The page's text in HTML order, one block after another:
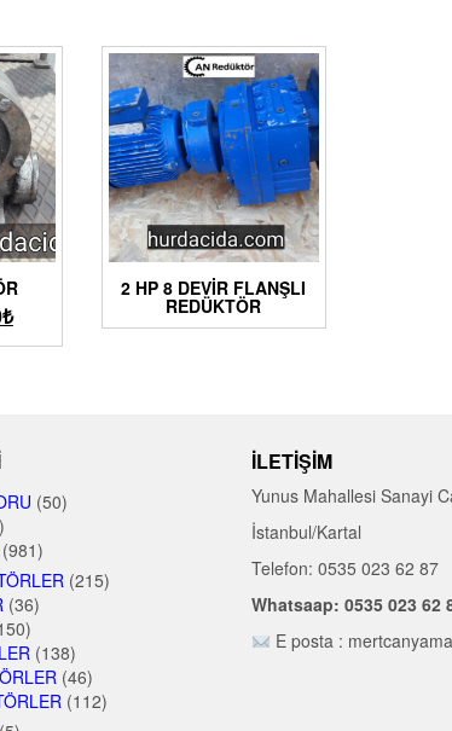
₺
2 HP 8 DEVIR FLANŞLI
REDÜKTÖR
(50)
(981)
(215)
(36)
(138)
(46)
(112)
İLETIŞIM
Yunus Mahallesi Sanayi
İstanbul/Kartal
Telefon: 0535 023 62 87
Whatsaap: 0535 023 62
E posta :